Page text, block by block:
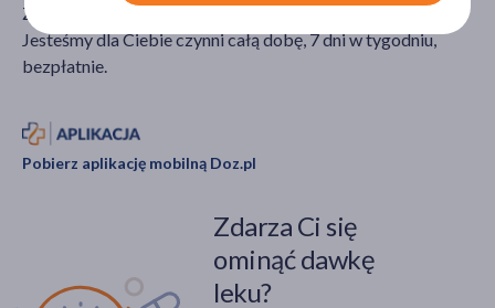
Zadzwoń do nas jeśli potrzebujesz porady farmaceuty.
Jesteśmy dla Ciebie czynni całą dobę, 7 dni w tygodniu,
bezpłatnie.
Pobierz aplikację mobilną Doz.pl
Zdarza Ci się
ominąć dawkę
leku?